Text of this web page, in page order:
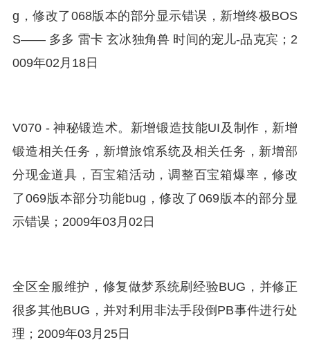
g，修改了068版本的部分显示错误，新增终极BOS
S—— 多多 雷卡 玄冰独角兽 时间的宠儿-品克宾；2
009年02月18日
V070 - 神秘锻造术。新增锻造技能UI及制作，新增
锻造相关任务，新增旅馆系统及相关任务，新增部
分现金道具，百宝箱活动，调整百宝箱爆率，修改
了069版本部分功能bug，修改了069版本的部分显
示错误；2009年03月02日
全区全服维护，修复做梦系统刷经验BUG，并修正
很多其他BUG，并对利用非法手段倒PB事件进行处
理；2009年03月25日